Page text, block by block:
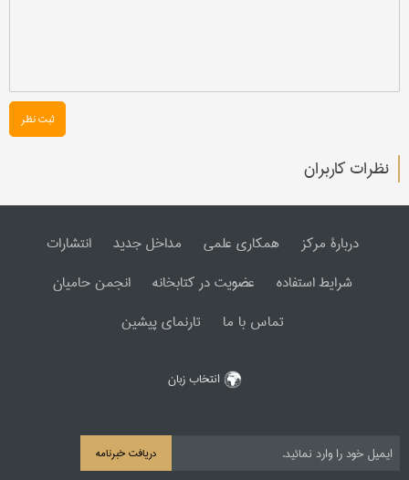
ثبت نظر
نظرات کاربران
دربارۀ مرکز همکاری علمی مداخل جدید
انتشارات
شرایط استفاده
عضویت در کتابخانه
انجمن حامیان
تماس با ما
تارنمای پیشین
انتخاب زبان
دریافت خبرنامه